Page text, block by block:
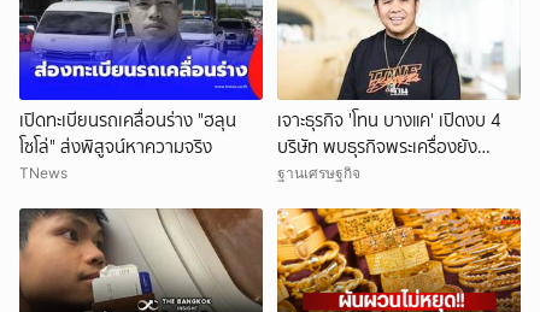
เปิดทะเบียนรถเคลื่อนร่าง "ฮลุน
โซโล่" ส่งพิสูจน์หาความจริง
TNews
เจาะธุรกิจ 'โทน บางแค' เปิดงบ 4
บริษัท พบธุรกิจพระเครื่องยัง
ขาดทุน
ฐานเศรษฐกิจ